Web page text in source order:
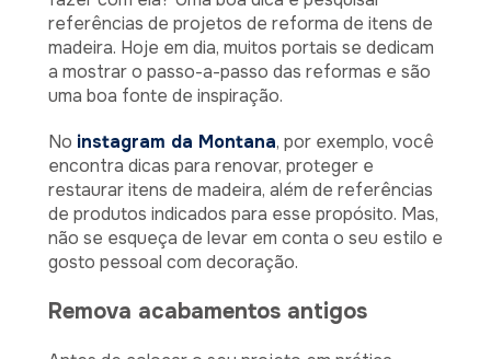
referências de projetos de reforma de itens de
madeira. Hoje em dia, muitos portais se dedicam
a mostrar o passo-a-passo das reformas e são
uma boa fonte de inspiração.
No instagram da Montana, por exemplo, você
encontra dicas para renovar, proteger e
restaurar itens de madeira, além de referências
de produtos indicados para esse propósito. Mas,
não se esqueça de levar em conta o seu estilo e
gosto pessoal com decoração.
Remova acabamentos antigos